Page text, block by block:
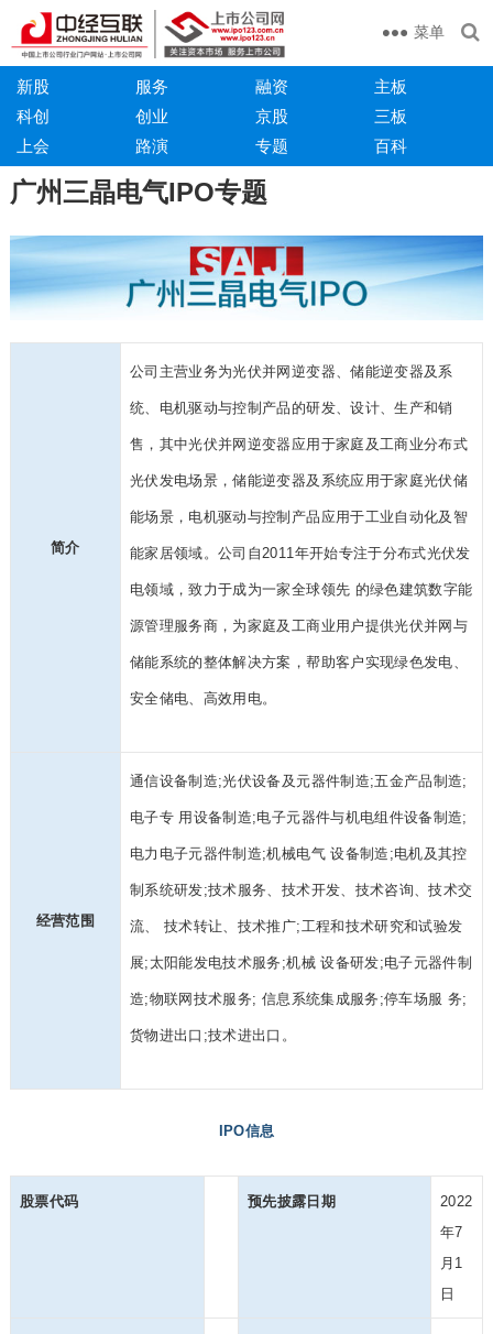
菜单
新股 服务 融资
主板
科创
创业 京股
三板
上会
路演 专题 百科
广州三晶电气IPO专题
简介
公司主营业务为光伏并网逆变器、储能逆变器及系
统、电机驱动与控制产品的研发、设计、生产和销
售，其中光伏并网逆变器应用于家庭及工商业分布式
光伏发电场景，储能逆变器及系统应用于家庭光伏储
能场景，电机驱动与控制产品应用于工业自动化及智
能家居领域。公司自2011年开始专注于分布式光伏发
电领域，致力于成为一家全球领先 的绿色建筑数字能
源管理服务商，为家庭及工商业用户提供光伏并网与
储能系统的整体解决方案，帮助客户实现绿色发电、
安全储电、高效用电。
经营范围
通信设备制造;光伏设备及元器件制造;五金产品制造;
电子专 用设备制造;电子元器件与机电组件设备制造;
电力电子元器件制造;机械电气 设备制造;电机及其控
制系统研发;技术服务、技术开发、技术咨询、技术交
流、 技术转让、技术推广;工程和技术研究和试验发
展;太阳能发电技术服务;机械 设备研发;电子元器件制
造;物联网技术服务; 信息系统集成服务;停车场服 务;
货物进出口;技术进出口。
IPO信息
股票代码 预先披露日期
2022
年7
月1
日